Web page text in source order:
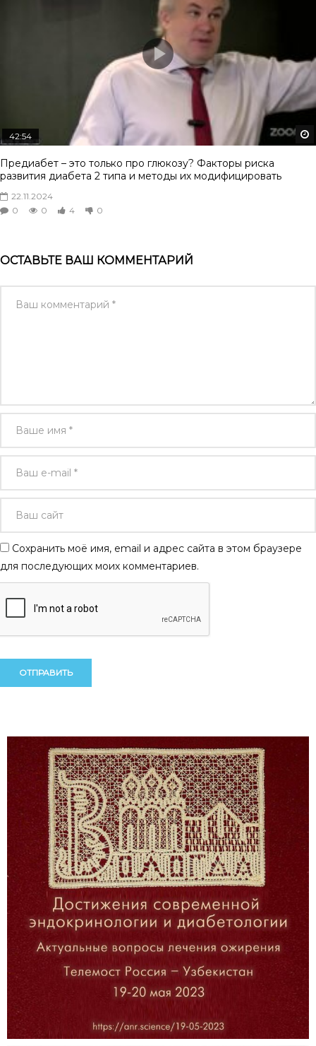
42:54
Предиабет – это только про глюкозу? Факторы риска
развития диабета 2 типа и методы их модифицировать
22.11.2024
0
0 4 0
ОСТАВЬТЕ ВАШ КОММЕНТАРИЙ
Сохранить моё имя, email и адрес сайта в этом браузере
для последующих моих комментариев.